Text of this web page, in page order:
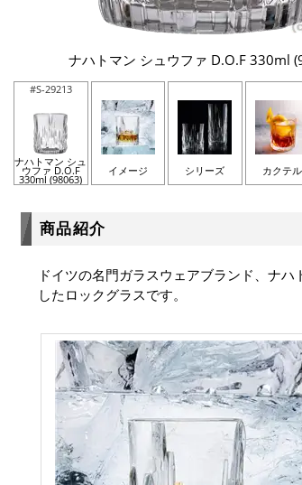
ナハトマン シュウファ D.O.F 330ml
#S-29213
ナハトマン シュ
ウファ D.O.F
330ml (98063)
イメージ シリーズ カクテル
商品紹介
ドイツの名門ガラスウェアブランド、ナ
したロックグラスです。